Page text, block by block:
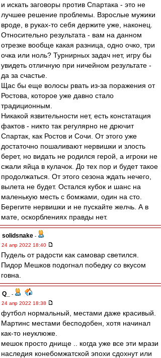
и искать заговоры против Спартака - это не
лучшее решение проблемы. Взрослые мужики
вроде, в руках-то себя держите уже, наконец.
Относительно результата - вам на данном
отрезке вообще какая разница, одно очко, три
очка или ноль? Турнирных задач нет, игру бы
увидеть отличную при ничейном результате -
да за счастье.
Щас бы еще волосы рвать из-за поражения от
Ростова, которое уже давно стало
традиционным.
Никакой язвительности нет, есть констатация
фактов - никто так регулярно не дрючит
Спартак, как Ростов и Сочи. От этого уже
достаточно пошаливают нервишки и злость
берет, но видать не родился герой, а игроки не
сжали яйца в кулачок. До тех пор и будет такое
продолжаться. От этого сезона ждать нечего,
вылета не будет. Остался кубок и шанс на
маленькую месть с бомжами, один на сто.
Берегите нервишки и не пускайте желчь. А в
мате, оскорблениях правды нет.
solidsnake -
24 апр 2022 18:40
Пудель от радости как самовар светился.
Пидор Мешков подогнал победку со вкусом
говна.
Q_
-
24 апр 2022 18:38
футбол нормальный, местами даже красивый.
Мартинс местами бесподобен, хотя начинал
как-то неуклюже.
мешок просто днище .. когда уже все эти мрази
наследия конебомжатской эпохи сдохнут или